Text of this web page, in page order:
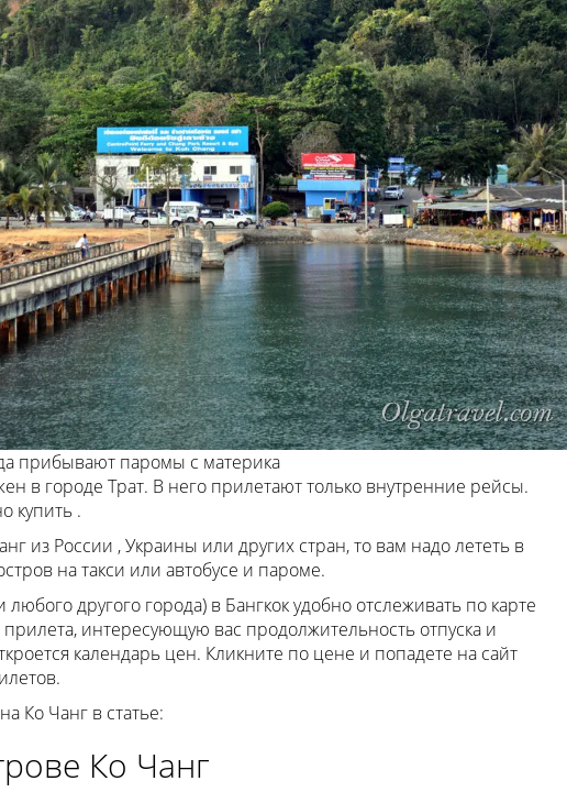
прибывают паромы с материка
в городе Трат. В него прилетают только внутренние рейсы.
купить .
из России , Украины или других стран, то вам надо лететь в
на такси или автобусе и пароме.
другого города) в Бангкок удобно отслеживать по карте
интересующую вас продолжительность отпуска и
календарь цен. Кликните по цене и попадете на сайт
Ко Чанг в статье:
Ко Чанг